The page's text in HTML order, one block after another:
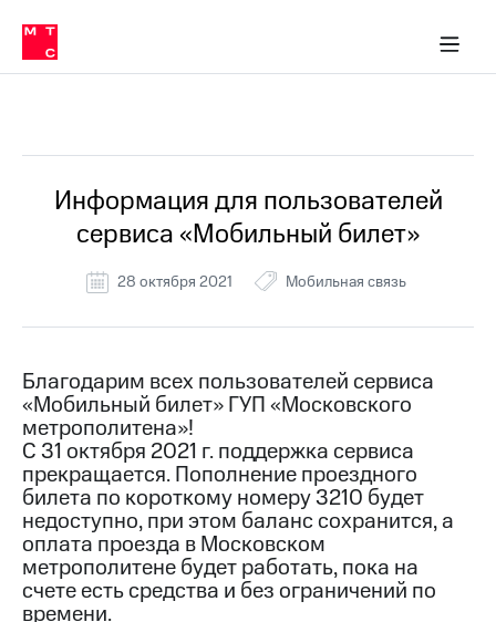
связь
Сервисы и подписки
30% на связь
кабинеты
Мобильная
и
Спутниковое
ТВ
МТС
Деньги
номер
в МТС
Тарифы
Услуги
Роуминг
Семейная
в МТС
Услуги
приложение
Мой
МТС
Акции
Скидка 30%
на связь
Тарифы
RED,
РИИЛ
Информация для пользователей
сервиса «Мобильный билет»
28 октября 2021 Мобильная связь
Благодарим всех пользователей сервиса
«Мобильный билет» ГУП «Московского
метрополитена»!
С 31 октября 2021 г. поддержка сервиса
прекращается. Пополнение проездного
билета по короткому номеру 3210 будет
недоступно, при этом баланс сохранится, а
оплата проезда в Московском
метрополитене будет работать, пока на
счете есть средства и без ограничений по
времени.